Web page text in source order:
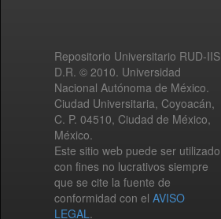
Repositorio Universitario RUD-IIS
D.R. © 2010. Universidad
Nacional Autónoma de México.
Ciudad Universitaria, Coyoacán,
C. P. 04510, Ciudad de México,
México.
Este sitio web puede ser utilizado
con fines no lucrativos siempre
que se cite la fuente de
conformidad con el AVISO
LEGAL.